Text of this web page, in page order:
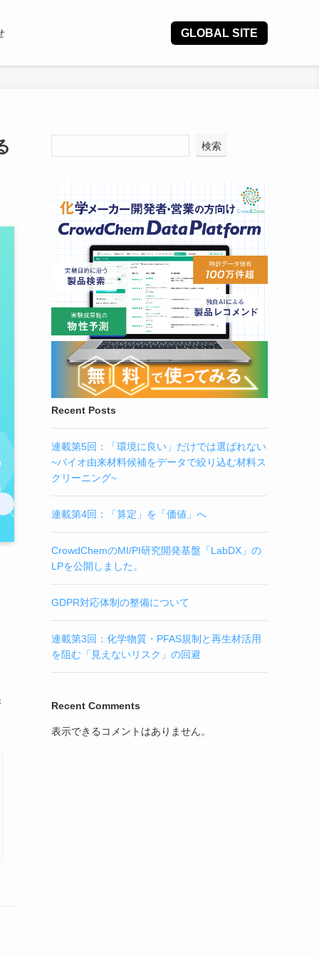
GLOBAL SITE
検索
Recent Posts
連載第5回：「環境に良い」だけでは選ばれない
~バイオ由来材料候補をデータで絞り込む材料ス
クリーニング~
連載第4回：「算定」を「価値」へ
CrowdChemのMI/PI研究開発基盤「LabDX」の
LPを公開しました。
GDPR対応体制の整備について
連載第3回：化学物質・PFAS規制と再生材活用
を阻む「見えないリスク」の回避
Recent Comments
表示できるコメントはありません。